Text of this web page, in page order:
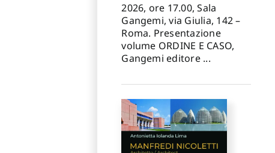
2026, ore 17.00, Sala
Gangemi, via Giulia, 142 –
Roma. Presentazione
volume ORDINE E CASO,
Gangemi editore ...